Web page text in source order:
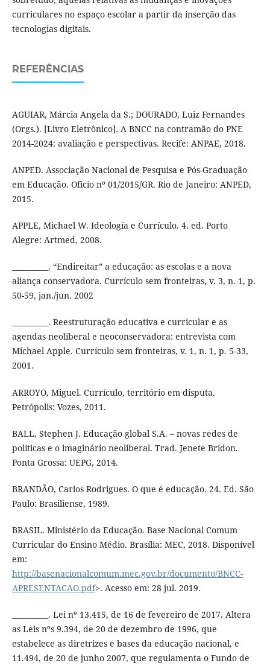
curriculares no espaço escolar a partir da inserção das
tecnologias digitais.
REFERÊNCIAS
AGUIAR, Márcia Angela da S.; DOURADO, Luiz Fernandes
(Orgs.). [Livro Eletrônico]. A BNCC na contramão do PNE
2014-2024: avaliação e perspectivas. Recife: ANPAE, 2018.
ANPED. Associação Nacional de Pesquisa e Pós-Graduação
em Educação. Oficio nº 01/2015/GR. Rio de Janeiro: ANPED,
2015.
APPLE, Michael W. Ideología e Currículo. 4. ed. Porto
Alegre: Artmed, 2008.
__________. “Endireitar” a educação: as escolas e a nova
aliança conservadora. Currículo sem fronteiras, v. 3, n. 1, p.
50-59, jan./jun. 2002
__________. Reestruturação educativa e curricular e as
agendas neoliberal e neoconservadora: entrevista com
Michael Apple. Currículo sem fronteiras, v. 1, n. 1, p. 5-33,
2001.
ARROYO, Miguel. Currículo, território em disputa.
Petrópolis: Vozes, 2011.
BALL, Stephen J. Educação global S.A. – novas redes de
políticas e o imaginário neoliberal. Trad. Jenete Bridon.
Ponta Grossa: UEPG, 2014.
BRANDÃO, Carlos Rodrigues. O que é educação. 24. Ed. São
Paulo: Brasiliense, 1989.
BRASIL. Ministério da Educação. Base Nacional Comum
Curricular do Ensino Médio. Brasília: MEC, 2018. Disponível
em:
http://basenacionalcomum.mec.gov.br/documento/BNCC-
APRESENTACAO.pdf>. Acesso em: 28 jul. 2019.
__________. Lei nº 13.415, de 16 de fevereiro de 2017. Altera
as Leis nºs 9.394, de 20 de dezembro de 1996, que
estabelece as diretrizes e bases da educação nacional, e
11.494, de 20 de junho 2007, que regulamenta o Fundo de